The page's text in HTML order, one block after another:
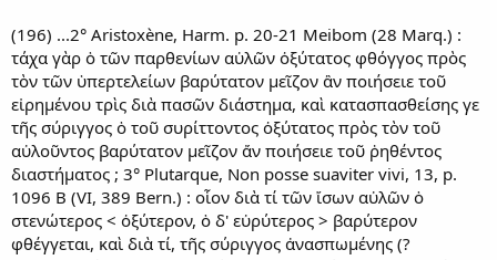
(196) ...2° Aristoxène, Harm. p. 20-21 Meibom (28 Marq.) :
τάχα γὰρ ὁ τῶν παρθενίων αὐλῶν ὀξύτατος φθόγγος πρὸς
τὸν τῶν ὑπερτελείων βαρύτατον μεῖζον ἂν ποιήσειε τοῦ
εἰρημένου τρὶς διὰ πασῶν διάστημα, καὶ κατασπασθείσης γε
τῆς σύριγγος ὁ τοῦ συρίττοντος ὀξύτατος πρὸς τὸν τοῦ
αὐλοῦντος βαρύτατον μεῖζον ἄν ποιήσειε τοῦ ῥηθέντος
διαστήματος ; 3° Plutarque, Non posse suaviter vivi, 13, p.
1096 B (VI, 389 Bern.) : οἷον διὰ τί τῶν ἴσων αὐλῶν ὁ
στενώτερος < ὀξύτερον, ὁ δ' εὐρύτερος > βαρύτερον
φθέγγεται, καὶ διὰ τί, τῆς σύριγγος ἀνασπωμένης (?